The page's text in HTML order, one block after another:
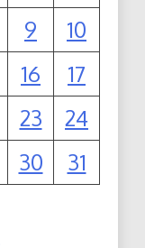
9
10
16
17
23
24
30 31